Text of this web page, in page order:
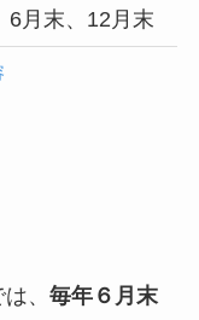
6月末、12月末
、 毎年６月末